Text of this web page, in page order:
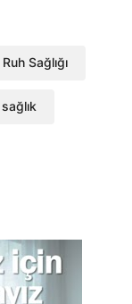
Ruh Sağlığı
sağlık